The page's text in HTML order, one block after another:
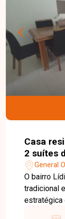
esta
Casa
2 suítes
bairro
MG
General
O bairro
tradicional
estratégica